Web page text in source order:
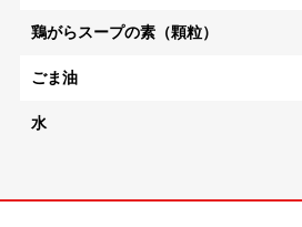
鶏がらスープの素（顆粒）
ごま油
水